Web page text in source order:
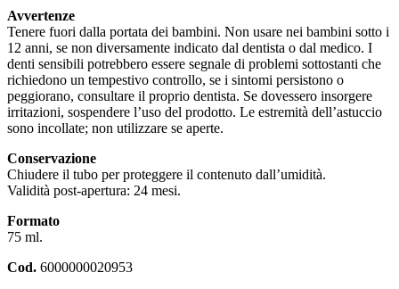
Avvertenze
Tenere fuori dalla portata dei bambini. Non usare nei bambini sotto i
12 anni, se non diversamente indicato dal dentista o dal medico. I
denti sensibili potrebbero essere segnale di problemi sottostanti che
richiedono un tempestivo controllo, se i sintomi persistono o
peggiorano, consultare il proprio dentista. Se dovessero insorgere
irritazioni, sospendere l’uso del prodotto. Le estremità dell’astuccio
sono incollate; non utilizzare se aperte.
Conservazione
Chiudere il tubo per proteggere il contenuto dall’umidità.
Validità post-apertura: 24 mesi.
Formato
75 ml.
Cod. 6000000020953